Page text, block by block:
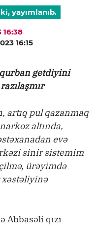
yayımlanıb.
16:38
16:15
getdiyini
artıq pul qazanmaq
altında,
evə
sinir sistemim
ürəyimdə
xəstəliyinə
Abbasəli qızı